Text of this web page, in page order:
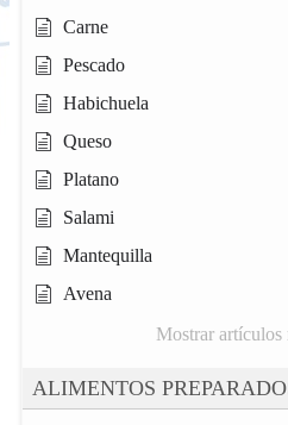
Carne
Pescado
Habichuela
Queso
Platano
Salami
Mantequilla
Avena
Mostrar artículos
ALIMENTOS